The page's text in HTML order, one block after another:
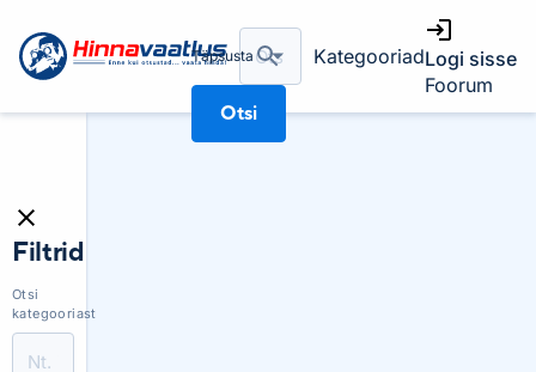
Täpsusta
Otsi
KategooriadLogi sisse
Foorum
Filtrid
Otsi
kategooriast